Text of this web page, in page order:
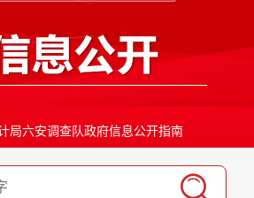
局六安调查队政府信息公开指南